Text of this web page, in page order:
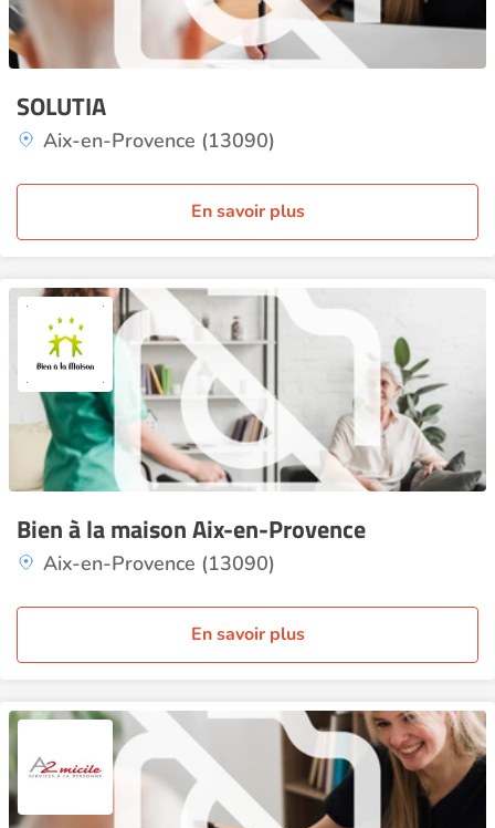
SOLUTIA
Aix-en-Provence (13090)
En savoir plus
Bien à la maison Aix-en-Provence
Aix-en-Provence (13090)
En savoir plus